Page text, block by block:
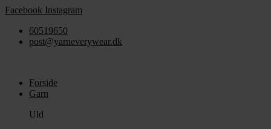
Videre
indhold
Facebook Instagram
60519650
post@yarneverywear.dk
Forside
Garn
Uld